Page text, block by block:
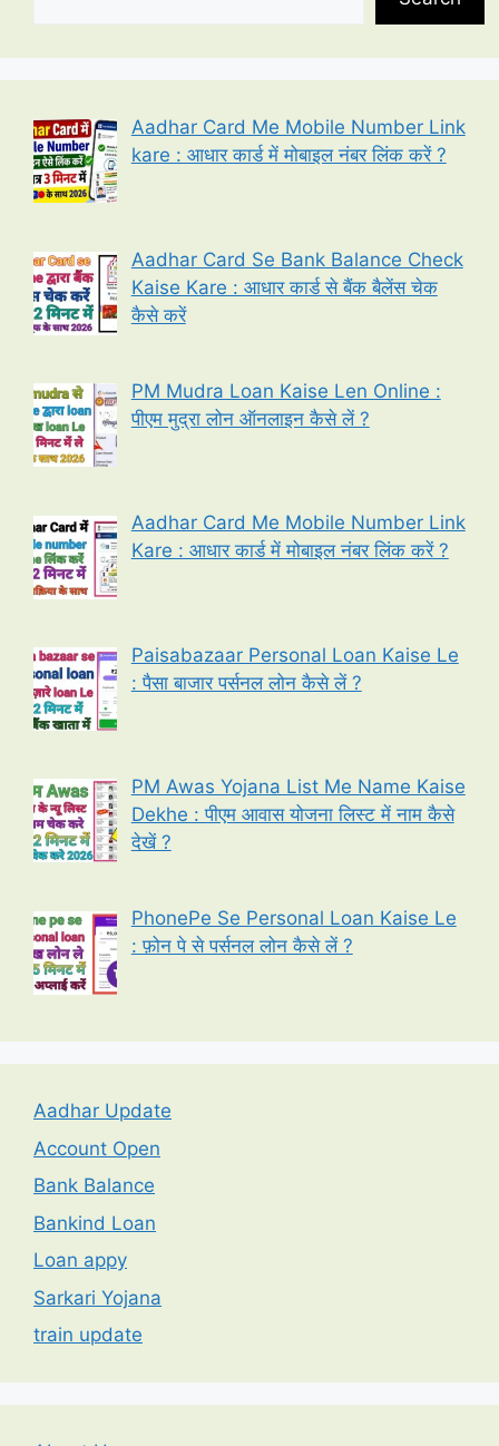
Aadhar Card Me Mobile Number Link
kare : आधार कार्ड में मोबाइल नंबर लिंक करें ?
Aadhar Card Se Bank Balance Check
Kaise Kare : आधार कार्ड से बैंक बैलेंस चेक
कैसे करें
PM Mudra Loan Kaise Len Online :
पीएम मुद्रा लोन ऑनलाइन कैसे लें ?
Aadhar Card Me Mobile Number Link
Kare : आधार कार्ड में मोबाइल नंबर लिंक करें ?
Paisabazaar Personal Loan Kaise Le
: पैसा बाजार पर्सनल लोन कैसे लें ?
PM Awas Yojana List Me Name Kaise
Dekhe : पीएम आवास योजना लिस्ट में नाम कैसे
देखें ?
PhonePe Se Personal Loan Kaise Le
: फ़ोन पे से पर्सनल लोन कैसे लें ?
Aadhar Update
Account Open
Bank Balance
Bankind Loan
Loan appy
Sarkari Yojana
train update